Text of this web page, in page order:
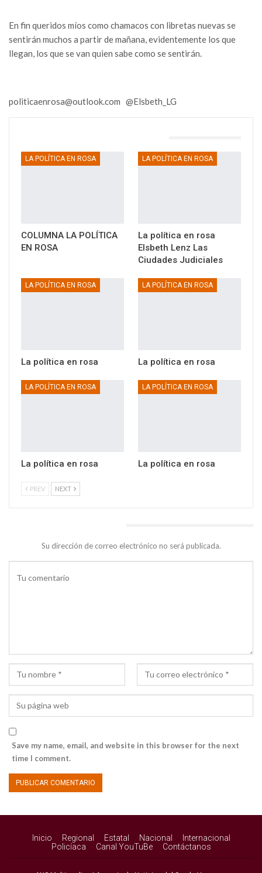
En fin queridos míos como chamacos con libretas nuevas se
sentirán muchos a partir de mañana, evidentemente los que
llegan, los que se van quien sabe como se sentirán.
politicaenrosa@outlook.com @Elsbeth_LG
LA POLÍTICA EN ROSA
COLUMNA LA POLÍTICA
EN ROSA
LA POLÍTICA EN ROSA
La política en rosa
Elsbeth Lenz Las
Ciudades Judiciales
LA POLÍTICA EN ROSA
La política en rosa
LA POLÍTICA EN ROSA
La política en rosa
LA POLÍTICA EN ROSA
La política en rosa
LA POLÍTICA EN ROSA
La política en rosa
PREV NEXT
Su dirección de correo electrónico no será publicada.
Save my name, email, and website in this browser for the next
time I comment.
Inicio Regional Estatal Nacional
Internacional
Policíaca
Canal YouTuBe Contáctanos